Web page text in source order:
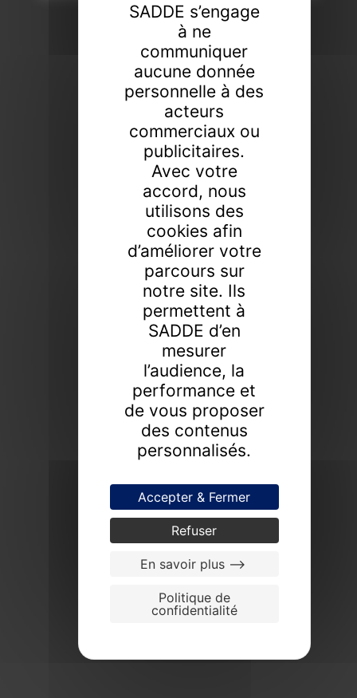
collections.
FAIRE ESTIMER UN BIEN
PROCHAINES VENTES
SADDE s’engage
à ne
communiquer
aucune donnée
personnelle à des
acteurs
commerciaux ou
publicitaires.
Avec votre
accord, nous
utilisons des
cookies afin
d’améliorer votre
parcours sur
notre site. Ils
permettent à
SADDE d’en
mesurer
l’audience, la
performance et
de vous proposer
des contenus
personnalisés.
Accepter & Fermer
Refuser
En savoir plus -->
Politique de
confidentialité